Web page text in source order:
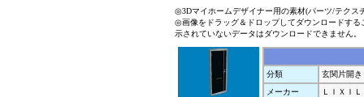
◎3Dマイホームデザイナー用の素材(パーツ/テクス
◎画像をドラッグ＆ドロップしてダウンロードす
示されていないデータはダウンロードできません。
分類
玄関片開き
メーカー
ＬＩＸＩＬ